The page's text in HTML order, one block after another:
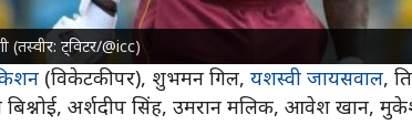
(तस्वीर: ट्विटर/@icc)
मैचों की टी-20 सीरीज में भारत ने यशस्वी
हैं।
(विकेटकीपर), शुभमन गिल, यशस्वी जायसवाल,
अर्शदीप सिंह, उमरान मलिक, आवेश खान,